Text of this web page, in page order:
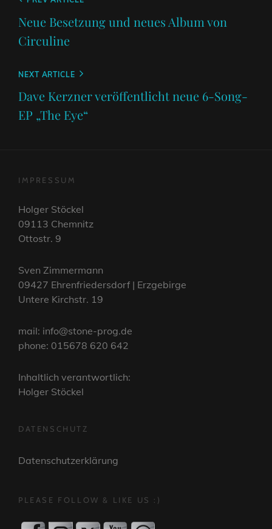
Neue Besetzung und neues Album von
Circuline
Next
Post
NEXT ARTICLE
Dave Kerzner veröffentlicht neue 6-Song-
EP „The Eye“
IMPRESSUM
Holger Stöckel
09113 Chemnitz
Ottostr. 9
Sven Zimmermann
09427 Ehrenfriedersdorf | Erzgebirge
Untere Kirchstr. 19
mail: info@stone-prog.de
phone: 015678 620 642
Inhaltlich verantwortlich:
Holger Stöckel
DATENSCHUTZ
Datenschutzerklärung
PLEASE FOLLOW & LIKE US :)